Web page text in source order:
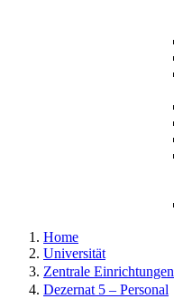
Home
Universität
Zentrale Einrichtungen
Dezernat 5 –​​ Personal